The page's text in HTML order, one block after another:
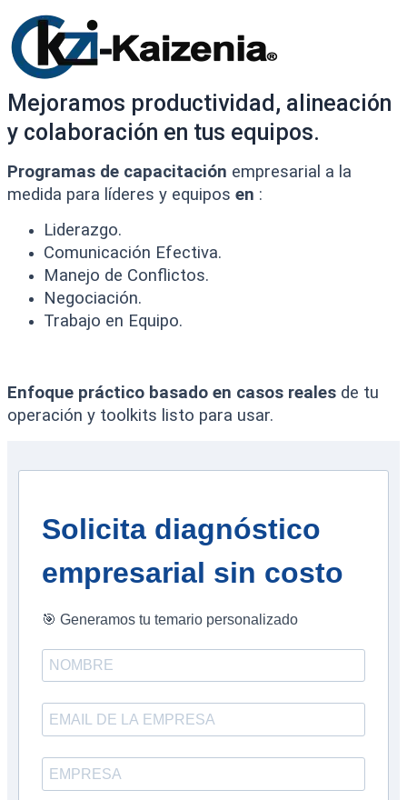
Mejoramos productividad, alineación
y colaboración en tus equipos.
Programas de capacitación empresarial a la
medida para líderes y equipos en :​
Liderazgo.​
Comunicación Efectiva.​
Manejo de Conflictos.​
Negociación.​
Trabajo en Equipo.​
Enfoque práctico basado en casos reales de tu
operación y toolkits listo para usar. ​
Solicita diagnóstico
empresarial sin costo
🎯 Generamos tu temario personalizado